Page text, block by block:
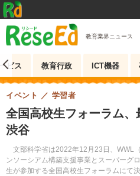
教育業界ニュース
ビス 教育行政 ICT機器
全国高校生フォーラム、
渋谷
文部科学省は2022年12月23日、WWL
ンソーシアム構築支援事業とスーパーグ
生が参加する全国高校生フォーラムにて
イベント 学習者